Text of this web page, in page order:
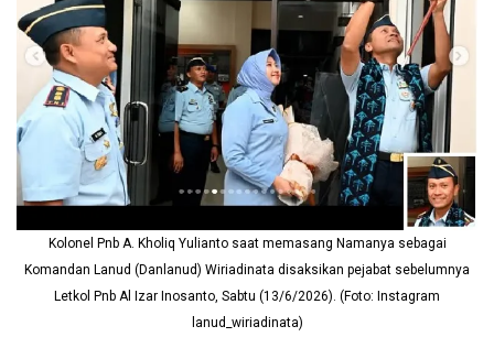
Kolonel Pnb A. Kholiq Yulianto saat memasang Namanya sebagai
Komandan Lanud (Danlanud) Wiriadinata disaksikan pejabat sebelumnya
Letkol Pnb Al Izar Inosanto, Sabtu (13/6/2026). (Foto: Instagram
lanud_wiriadinata)